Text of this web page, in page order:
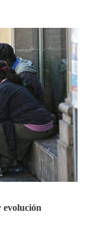
evolución